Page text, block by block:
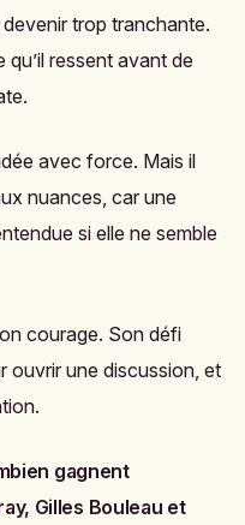
trop tranchante.
ressent avant de
avec force. Mais il
nuances, car une
si elle ne semble
courage. Son défi
ouvrir une discussion, et
gagnent
Gilles Bouleau et